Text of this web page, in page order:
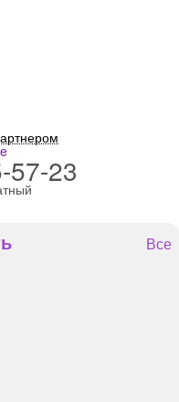
57-23
Все